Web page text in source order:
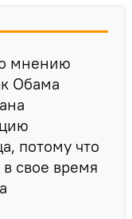
мнению
Обама
потому что
свое время